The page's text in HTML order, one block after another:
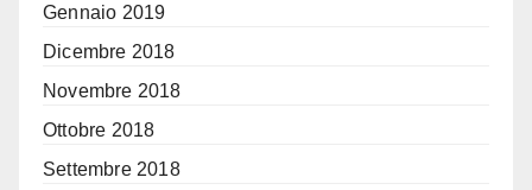
Gennaio 2019
Dicembre 2018
Novembre 2018
Ottobre 2018
Settembre 2018